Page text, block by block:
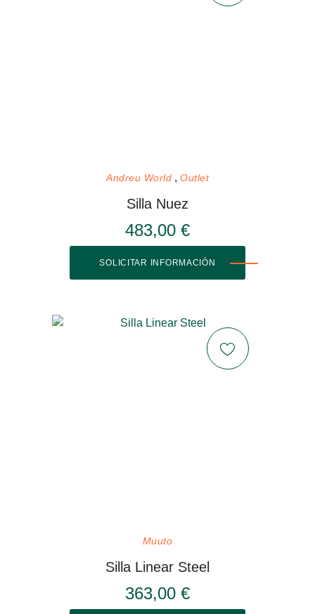
Andreu World Outlet
Silla Nuez
483,00 €
SOLICITAR INFORMACIÓN
Muuto
Silla Linear Steel
363,00 €